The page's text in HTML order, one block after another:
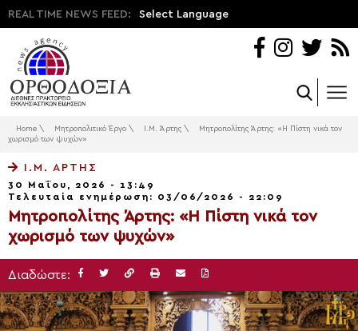
REAL TIME NEWS FEED: Select Language
Home \ Μητροπολιτικό Έργο \ Ι.Μ. Άρτης \
Μητροπολίτης Άρτης: «Η Πίστη νικά τον
χωρισμό των ψυχών»
Ι.Μ. ΆΡΤΗΣ
30 Μαΐου, 2026 - 13:49
Τελευταία ενημέρωση: 03/06/2026 - 22:09
Μητροπολίτης Άρτης: «Η Πίστη νικά τον
χωρισμό των ψυχών»
Διαδώστε: